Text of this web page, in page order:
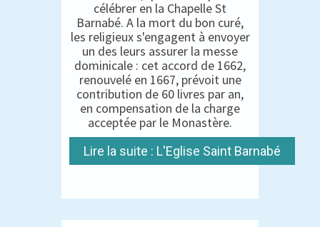
célébrer en la Chapelle St
Barnabé. A la mort du bon curé,
les religieux s'engagent à envoyer
un des leurs assurer la messe
dominicale : cet accord de 1662,
renouvelé en 1667, prévoit une
contribution de 60 livres par an,
en compensation de la charge
acceptée par le Monastère.
Lire la suite : L'Eglise Saint Barnabé